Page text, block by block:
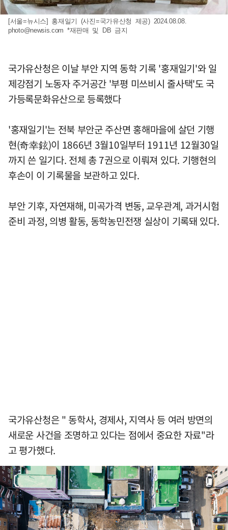
[서울=뉴시스] 홍재일기 (사진=국가유산청 제공) 2024.08.08.
photo@newsis.com *재판매 및 DB 금지
국가유산청은 이날 부안 지역 동학 기록 '홍재일기'와 일
제강점기 노동자 주거공간 '부평 미쓰비시 줄사택'도 국
가등록문화유산으로 등록했다
'홍재일기'는 전북 부안군 주산면 홍해마을에 살던 기행
현(奇幸鉉)이 1866년 3월10일부터 1911년 12월30일
까지 쓴 일기다. 전체 총 7권으로 이뤄져 있다. 기행현의
후손이 이 기록물을 보관하고 있다.
부안 기후, 자연재해, 미곡가격 변동, 교우관계, 과거시험
준비 과정, 의병 활동, 동학농민전쟁 실상이 기록돼 있다.
국가유산청은 " 동학사, 경제사, 지역사 등 여러 방면의
새로운 사건을 조명하고 있다는 점에서 중요한 자료"라
고 평가했다.